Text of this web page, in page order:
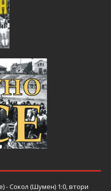
- Сокол (Шумен) 1:0, втори